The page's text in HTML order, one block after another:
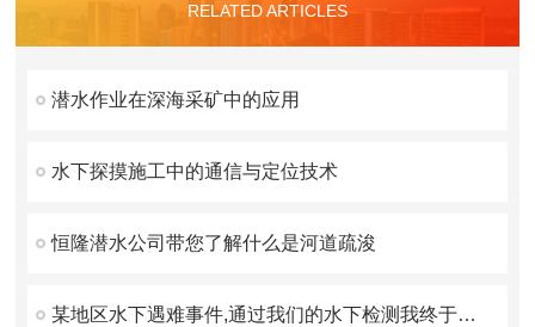
RELATED ARTICLES
潜水作业在深海采矿中的应用
水下探摸施工中的通信与定位技术
恒隆潜水公司带您了解什么是河道疏浚
某地区水下遇难事件,通过我们的水下检测我终于找到你了！